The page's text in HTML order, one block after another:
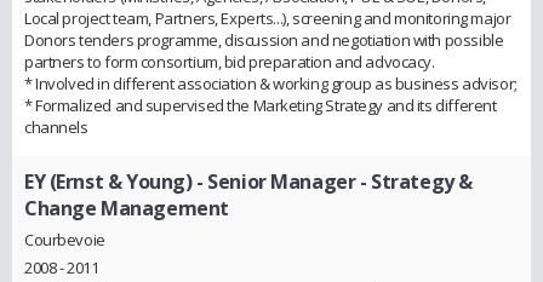
Local project team, Partners, Experts...), screening and monitoring major
Donors tenders programme, discussion and negotiation with possible
partners to form consortium, bid preparation and advocacy.
* Involved in different association & working group as business advisor;
* Formalized and supervised the Marketing Strategy and its different
channels
EY (Ernst & Young)- Senior Manager - Strategy &
Change Management
Courbevoie
2008 - 2011